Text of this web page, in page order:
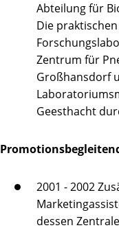
Abteilung für
Die
Zentrum für
Großhansdorf
Geesthacht
2001 - 2002
dessen